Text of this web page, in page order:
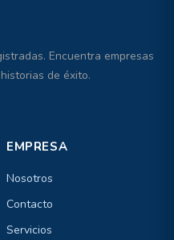
Encuentra empresas
de éxito.
EMPRESA
Nosotros
Contacto
Servicios